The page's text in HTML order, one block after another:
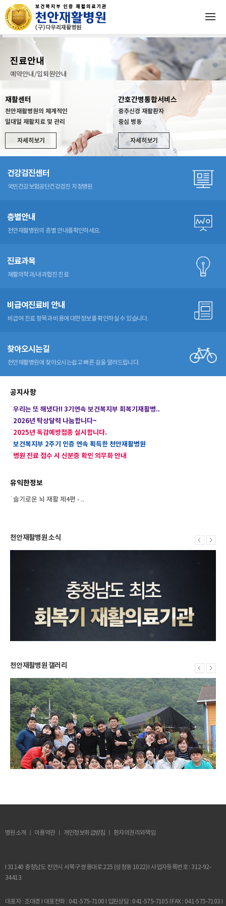
진료안내
예약안내/입퇴원안내
자세히보기
재활센터
천안재활병원의 체계적인
일대일 재활치료 및 관리
자세히보기
간호간병통합서비스
중추신경 재활환자
중심 병동
자세히보기
건강검진센터
국민건강보험공단건강검진 지정병원
층별안내
천안재활병원의 층별 안내를확인하세요.
진료과목
재활의학과/내과협진 진료
비급여진료비 안내
비급여 진료 항목과 비용에 대한정보를 확인하실 수 있습니다.
찾아오시는길
천안재활병원에 찾아오시는쉽고 빠른 길을 알려드립니다.
공지사항
우리는 또 해냈다!! 3기연속 보건복지부 회복기재활병..
2026년 탁상달력 나눔합니다~
2025년 독감예방접종 실시합니다.
보건복지부 2주기 인증 연속 획득한 천안재활병원
병원 진료 접수 시 신분증 확인 의무화 안내
유익한정보
슬기로운 뇌 재활 제4편 - ..
슬기로운 뇌 재활 제1편 - ..
천안재활병원 소식
천안재활병원 갤러리
병원소개 ㅣ 이용약관 ㅣ 개인정보취급방침 ㅣ 환자의권리와책임
I 31140 충청남도 천안시 서북구 쌍용대로 225 (성정동 1022) I 사업자등록번호 : 312-92-
34413
대표자 : 조대경 I 대표전화 : 041-575-7100 I 입원상담 : 041-575-7105 I FAX : 041-575-7103 I